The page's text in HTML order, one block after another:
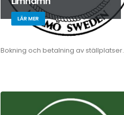
LÄR MER
Bokning och betalning av ställplatser.